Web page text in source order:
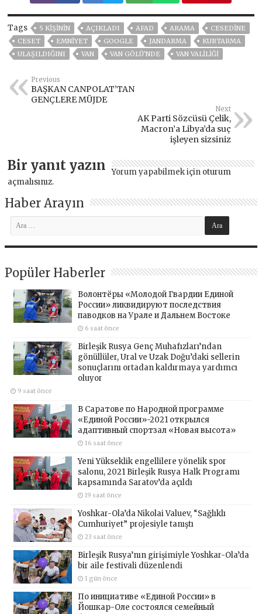
Tags 5 KIŞININ AÇIKLADI AFAD ARAMA
CESEDINE
CESET
EMNİYET GOOGLE JANDARMA
KURTARMA
ULAŞILDIĞINI
VAN VAN GÖLÜ'NDE VAN VALILIĞI
Previous
BAŞKAN CANPOLAT’TAN
GENÇLERE MÜJDE
Next
AK Parti Sözcüsü Çelik,
Macron’a Libya’da suç
işleyen sizsiniz
Bir yanıt yazın Yorum yapabilmek için oturum
açmalısınız.
Haber Arayın
Popüler Haberler
Волонтёры «Молодой Гвардии Единой
России» ликвидируют последствия
паводков на Урале и Дальнем Востоке
6 saat önce
Birleşik Rusya Genç Muhafızları’ndan
gönüllüler, Ural ve Uzak Doğu’daki sellerin
sonuçlarını ortadan kaldırmaya yardımcı
oluyor
9 saat önce
В Саратове по Народной программе
«Единой России»-2021 открылся
адаптивный спортзал «Новая высота»
16 saat önce
Yeni Yükseklik engellilere yönelik spor
salonu, 2021 Birleşik Rusya Halk Programı
kapsamında Saratov’da açıldı
19 saat önce
Yoshkar-Ola’da Nikolai Valuev, “Sağlıklı
Cumhuriyet” projesiyle tanıştı
23 saat önce
Birleşik Rusya’nın girişimiyle Yoshkar-Ola’da
bir aile festivali düzenlendi
1 gün önce
По инициативе «Единой России» в
Йошкар-Оле состоялся семейный